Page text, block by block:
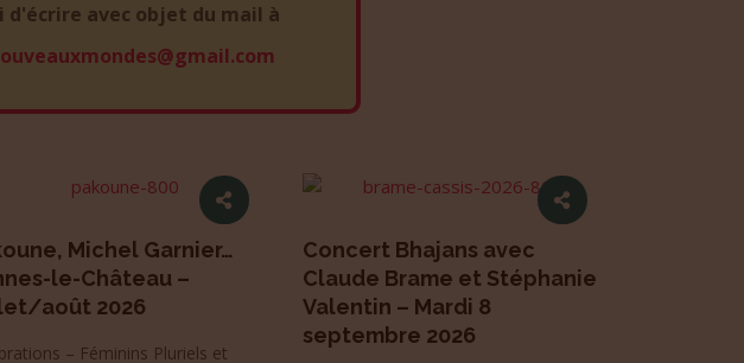
d'écrire avec objet du mail à
Michel Garnier…
le-Château –
août 2026
– Féminins Pluriels et
Concert Bhajans avec
Claude Brame et Stéphanie
Valentin – Mardi 8
septembre 2026